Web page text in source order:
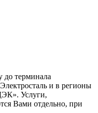
до терминала
и в регионы
Услуги,
Вами отдельно, при